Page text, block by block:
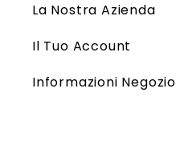
La Nostra Azienda
Il Tuo Account
Informazioni Negozio